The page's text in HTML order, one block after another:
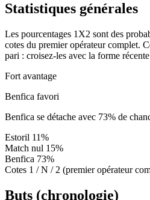
Statistiques générales
Les pourcentages 1X2 sont des
cotes du premier opérateur complet.
pari : croisez-les avec la forme
Fort avantage
Benfica favori
Benfica se détache avec 73% de
Estoril 11%
Match nul 15%
Benfica 73%
Cotes 1 / N / 2 (premier opérateur
Buts (chronologie)